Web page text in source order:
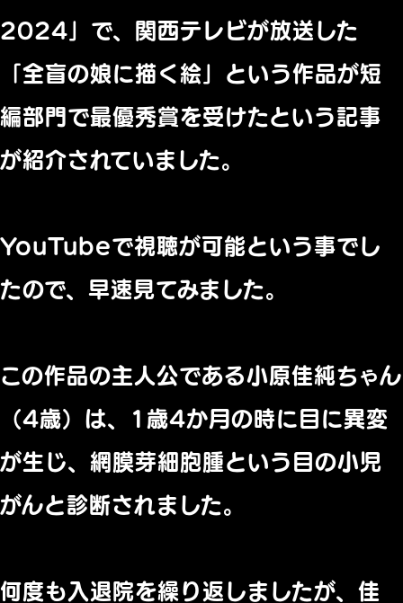
2024」で、関西テレビが放送した
「全盲の娘に描く絵」という作品が短
編部門で最優秀賞を受けたという記事
が紹介されていました。
YouTubeで視聴が可能という事でし
たので、早速見てみました。
この作品の主人公である小原佳純ちゃん
（4歳）は、1歳4か月の時に目に異変
が生じ、網膜芽細胞腫という目の小児
がんと診断されました。
何度も入退院を繰り返しましたが、佳